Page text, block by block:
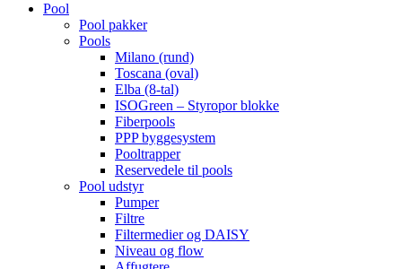
Pool
Pool pakker
Pools
Milano (rund)
Toscana (oval)
Elba (8-tal)
ISOGreen – Styropor blokke
Fiberpools
PPP byggesystem
Pooltrapper
Reservedele til pools
Pool udstyr
Pumper
Filtre
Filtermedier og DAISY
Niveau og flow